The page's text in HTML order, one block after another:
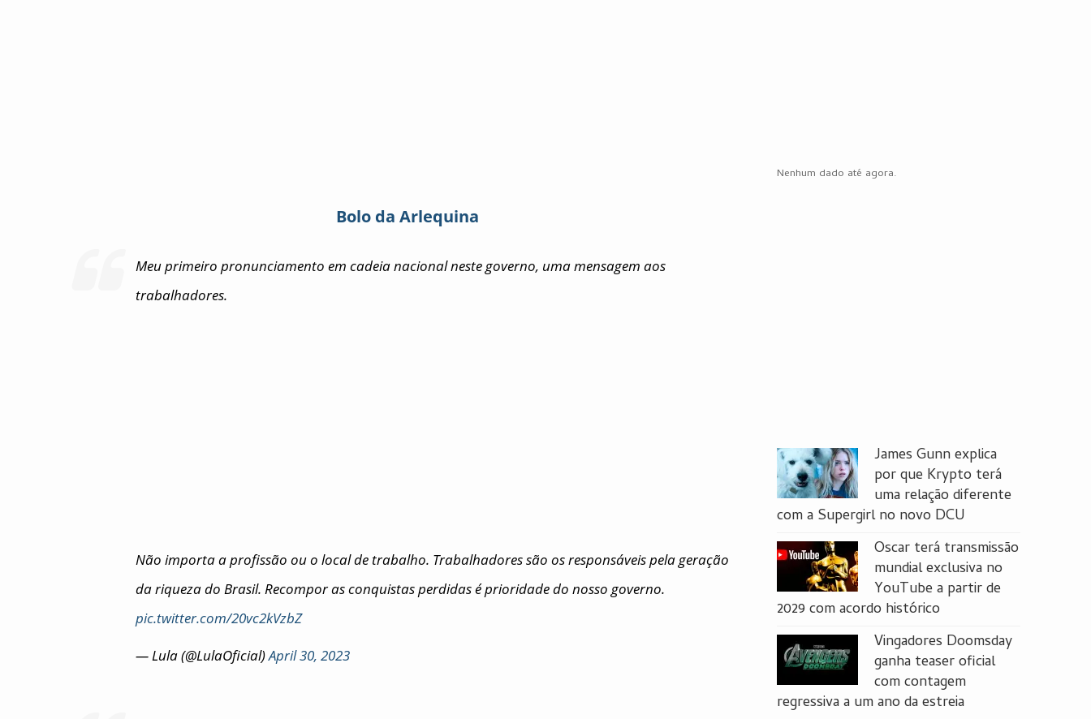
Bolo da Arlequina
Meu primeiro pronunciamento em cadeia nacional neste governo, uma mensagem aos
trabalhadores.
Não importa a profissão ou o local de trabalho. Trabalhadores são os responsáveis pela geração
da riqueza do Brasil. Recompor as conquistas perdidas é prioridade do nosso governo.
pic.twitter.com/20vc2kVzbZ
— Lula (@LulaOficial)April 30, 2023
Nenhum dado até agora.
James Gunn explica
por que Krypto terá
uma relação diferente
com a Supergirl no novo DCU
Oscar terá transmissão
mundial exclusiva no
YouTube a partir de
2029 com acordo histórico
Vingadores Doomsday
ganha teaser oficial
com contagem
regressiva a um ano da estreia